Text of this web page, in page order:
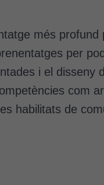
més profund
per
i el disseny
com
habilitats de